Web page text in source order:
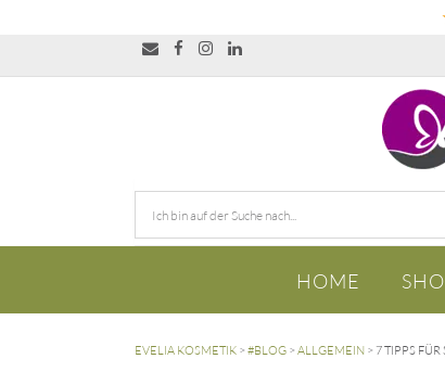
HOME
EVELIA KOSMETIK > #BLOG > ALLGEMEIN > 7 TIPPS FÜR